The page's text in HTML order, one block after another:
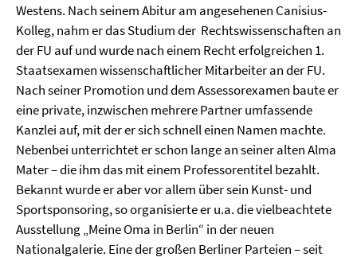
Westens. Nach seinem Abitur am angesehenen Canisius-
Kolleg, nahm er das Studium der Rechtswissenschaften an
der FU auf und wurde nach einem Recht erfolgreichen 1.
Staatsexamen wissenschaftlicher Mitarbeiter an der FU.
Nach seiner Promotion und dem Assessorexamen baute er
eine private, inzwischen mehrere Partner umfassende
Kanzlei auf, mit der er sich schnell einen Namen machte.
Nebenbei unterrichtet er schon lange an seiner alten Alma
Mater – die ihm das mit einem Professorentitel bezahlt.
Bekannt wurde er aber vor allem über sein Kunst- und
Sportsponsoring, so organisierte er u.a. die vielbeachtete
Ausstellung „Meine Oma in Berlin“ in der neuen
Nationalgalerie. Eine der großen Berliner Parteien – seit